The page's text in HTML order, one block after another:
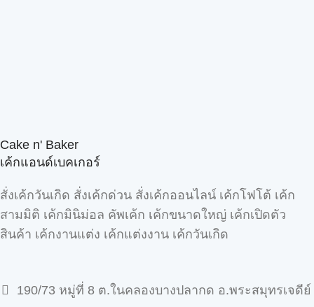
Cake n' Baker
เค้กแอนด์เบคเกอร์
สั่งเค้กวันเกิด สั่งเค้กด่วน สั่งเค้กออนไลน์ เค้กโฟโต้ เค้ก
สามมิติ เค้กมินิม่อล คัพเค้ก เค้กขนาดใหญ่ เค้กเปิดตัว
สินค้า เค้กงานแต่ง เค้กแต่งงาน เค้กวันเกิด
190/73 หมู่ที่ 8 ต.ในคลองบางปลากด อ.พระสมุทรเจดีย์